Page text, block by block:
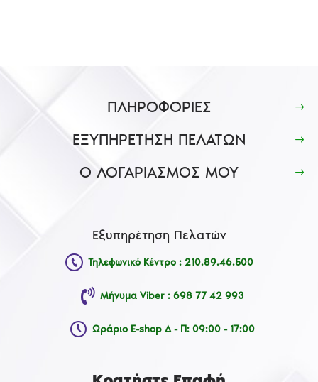
ΠΛΗΡΟΦΟΡΙΕΣ
ΕΞΥΠΗΡΕΤΗΣΗ ΠΕΛΑΤΩΝ
Ο ΛΟΓΑΡΙΑΣΜΟΣ ΜΟΥ
Εξυπηρέτηση Πελατών
Τηλεφωνικό Κέντρο : 210.89.46.500
Μήνυμα Viber : 698 77 42 993
Ωράριο E-shop Δ - Π: 09:00 - 17:00